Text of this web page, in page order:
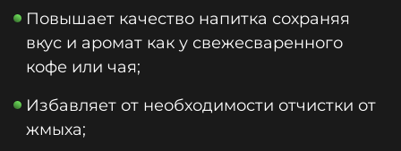
Повышает качество напитка сохраняя
вкус и аромат как у свежесваренного
кофе или чая;
Избавляет от необходимости отчистки от
жмыха;